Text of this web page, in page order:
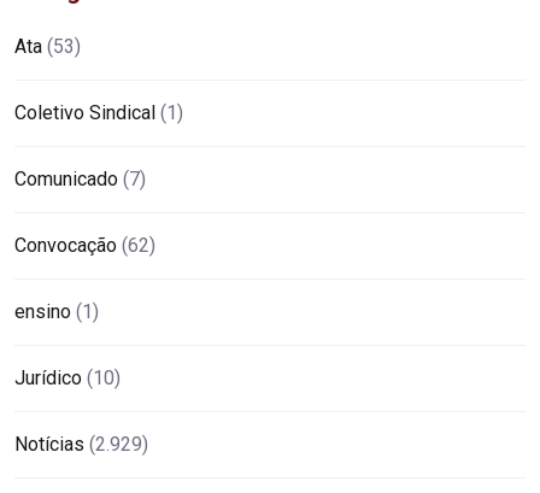
Ata (53)
Coletivo Sindical (1)
Comunicado (7)
Convocação (62)
ensino (1)
Jurídico (10)
Notícias (2.929)